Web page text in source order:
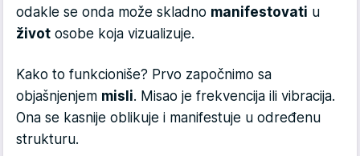
odakle se onda može skladno manifestovati u
život osobe koja vizualizuje.
Kako to funkcioniše? Prvo započnimo sa
objašnjenjem misli. Misao je frekvencija ili vibracija.
Ona se kasnije oblikuje i manifestuje u određenu
strukturu.